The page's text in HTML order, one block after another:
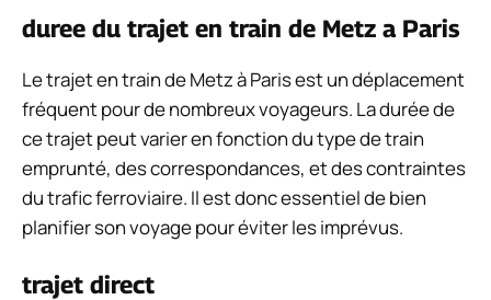
duree du trajet en train de Metz a Paris
Le trajet en train de Metz à Paris est un déplacement
fréquent pour de nombreux voyageurs. La durée de
ce trajet peut varier en fonction du type de train
emprunté, des correspondances, et des contraintes
du trafic ferroviaire. Il est donc essentiel de bien
planifier son voyage pour éviter les imprévus.
trajet direct